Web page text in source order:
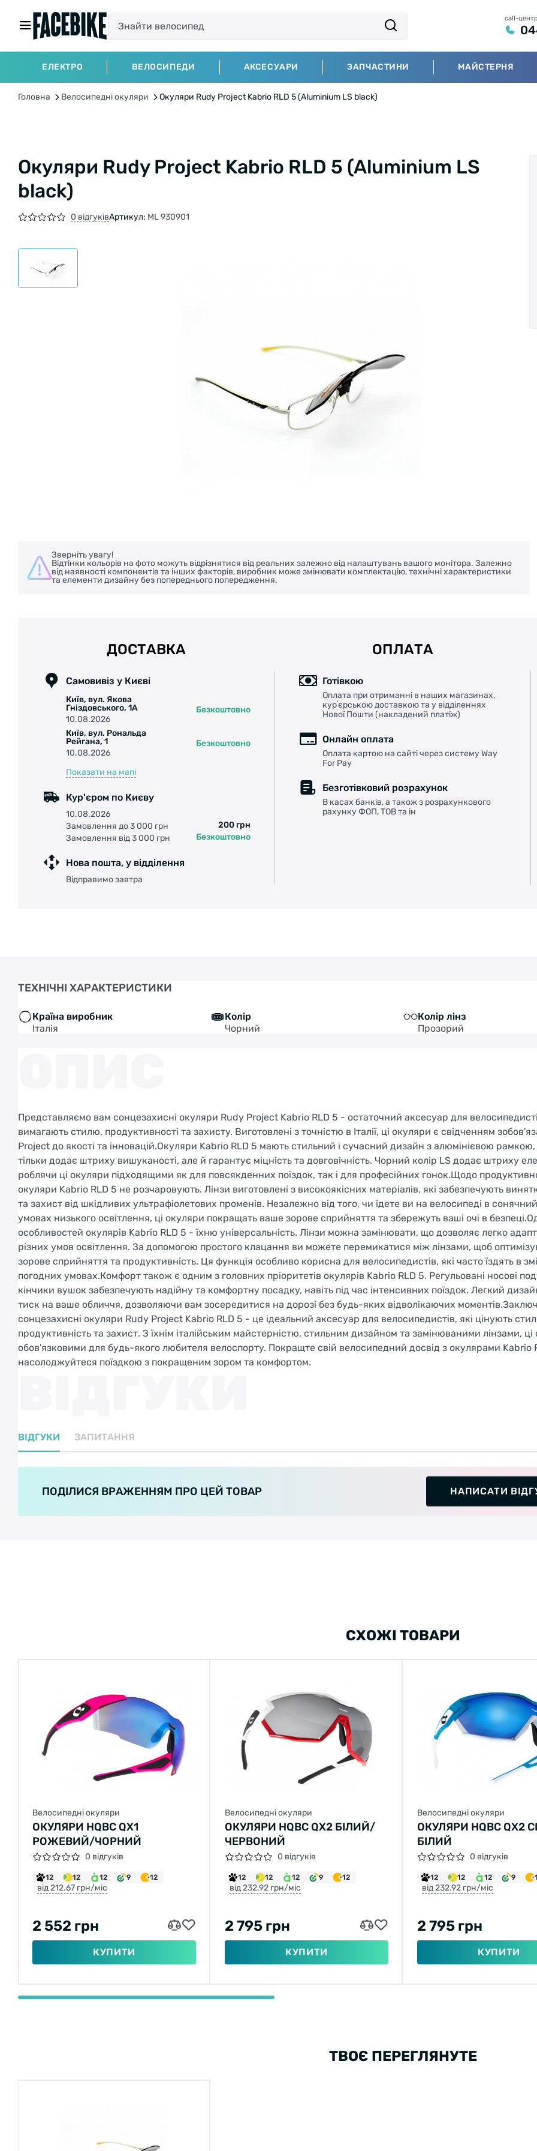
call-центр
ЕЛЕКТРО ВЕЛОСИПЕДИ АКСЕСУАРИ ЗАПЧАСТИНИ МАЙСТЕРНЯ
Головна Велосипедні окуляри Окуляри Rudy Project Kabrio RLD 5 (Aluminium LS black)
Окуляри Rudy Project Kabrio RLD 5 (Aluminium LS
black)
0 відгуківАртикул: ML 930901
Зверніть увагу!
Відтінки кольорів на фото можуть відрізнятися від реальних залежно від налаштувань вашого монітора. Залежно
від наявності компонентів та інших факторів, виробник може змінювати комплектацію, технічні характеристики
та елементи дизайну без попереднього попередження.
ДОСТАВКА
Самовивіз у Києві
Київ, вул. Якова
Гніздовського, 1А
10.08.2026
Безкоштовно
Київ, вул. Рональда
Рейгана, 1
10.08.2026
Безкоштовно
Показати на мапі
Кур'єром по Києву
10.08.2026
Замовлення до 3 000 грн
200 грн
Замовлення від 3 000 грн
Безкоштовно
Нова пошта, у відділення
Відправимо завтра
ОПЛАТА
Готівкою
Оплата при отриманні в наших магазинах,
курʼєрською доставкою та у відділеннях
Нової Пошти (накладений платіж)
Онлайн оплата
Оплата картою на сайті через систему Way
For Pay
Безготівковий розрахунок
В касах банків, а також з розрахункового
рахунку ФОП, ТОВ та ін
ТЕХНІЧНІ ХАРАКТЕРИСТИКИ
Країна виробник
Італія
Колір
Чорний
Колір лінз
Прозорий
Представляємо вам сонцезахисні окуляри Rudy Project Kabrio RLD 5 - остаточний аксесуар для
вимагають стилю, продуктивності та захисту. Виготовлені з точністю в Італії, ці окуляри є свідченням
Project до якості та інновацій.Окуляри Kabrio RLD 5 мають стильний і сучасний дизайн з алюмінієвою
тільки додає штриху вишуканості, але й гарантує міцність та довговічність. Чорний колір LS додає штриху
роблячи ці окуляри підходящими як для повсякденних поїздок, так і для професійних гонок.Щодо
окуляри Kabrio RLD 5 не розчаровують. Лінзи виготовлені з високоякісних матеріалів, які забезпечують
та захист від шкідливих ультрафіолетових променів. Незалежно від того, чи їдете ви на велосипеді в
умовах низького освітлення, ці окуляри покращать ваше зорове сприйняття та збережуть ваші очі в
особливостей окулярів Kabrio RLD 5 - їхню універсальність. Лінзи можна замінювати, що дозволяє легко
різних умов освітлення. За допомогою простого клацання ви можете перемикатися між лінзами, щоб
зорове сприйняття та продуктивність. Ця функція особливо корисна для велосипедистів, які часто їздять в
погодних умовах.Комфорт також є одним з головних пріоритетів окулярів Kabrio RLD 5. Регульовані носові
кінчики вушок забезпечують надійну та комфортну посадку, навіть під час інтенсивних поїздок. Легкий
тиск на ваше обличчя, дозволяючи вам зосередитися на дорозі без будь-яких відволікаючих
сонцезахисні окуляри Rudy Project Kabrio RLD 5 - це ідеальний аксесуар для велосипедистів, які цінують
продуктивність та захист. З їхнім італійським майстерністю, стильним дизайном та замінюваними лінзами, ці
обов'язковими для будь-якого любителя велоспорту. Покращте свій велосипедний досвід з окулярами Kabrio
насолоджуйтеся поїздкою з покращеним зором та комфортом.
ВІДГУКИ ЗАПИТАННЯ
ПОДІЛИСЯ ВРАЖЕННЯМ ПРО ЦЕЙ ТОВАР НАПИСАТИ
СХОЖІ ТОВАРИ
Велосипедні окуляри
ОКУЛЯРИ HQBC QX1
РОЖЕВИЙ/ЧОРНИЙ
0 відгуків
12 12 12 9 12
від 212.67 грн/міс
2 552 грн
КУПИТИ
Велосипедні окуляри
ОКУЛЯРИ HQBC QX2 БІЛИЙ/
ЧЕРВОНИЙ
0 відгуків
12 12 12 9 12
від 232.92 грн/міс
2 795 грн
КУПИТИ
Велосипедні окуляри
ОКУЛЯРИ HQBC QX2
БІЛИЙ
0 відгуків
12 12 12 9
від 232.92 грн/міс
2 795 грн
КУПИТИ
ТВОЄ ПЕРЕГЛЯНУТЕ